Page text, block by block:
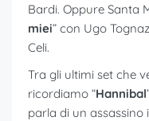
Bardi. Oppure Santa
miei” con Ugo
Celi.
Tra gli ultimi set che
ricordiamo “Hannibal
parla di un